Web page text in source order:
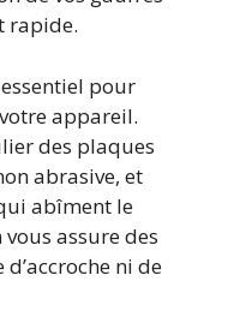
rapide.
pour
appareil.
des plaques
abrasive, et
abîment le
assure des
ni de